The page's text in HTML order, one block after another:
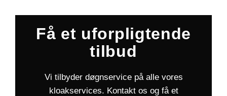
Få et uforpligtende
tilbud
Vi tilbyder døgnservice på alle vores
kloakservices. Kontakt os og få et